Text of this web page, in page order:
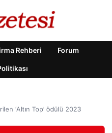
Rehberi Forum
‘Altın Top’ ödülü 2023